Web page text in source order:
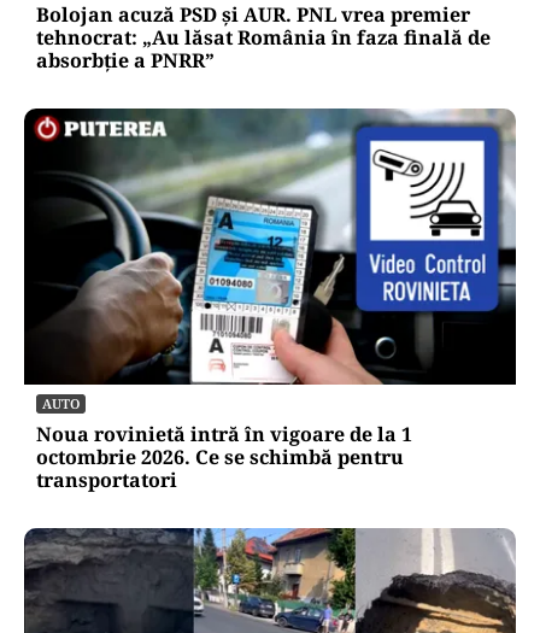
Bolojan acuză PSD și AUR. PNL vrea premier
tehnocrat: „Au lăsat România în faza finală de
absorbţie a PNRR”
AUTO
Noua rovinietă intră în vigoare de la 1
octombrie 2026. Ce se schimbă pentru
transportatori